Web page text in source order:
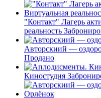
"Контакт" Лагерь
реальность
Авторскиий —
Продано
Киностудия